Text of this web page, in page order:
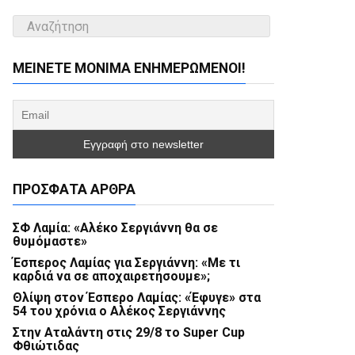
ΜΕΊΝΕΤΕ ΜΌΝΙΜΑ ΕΝΗΜΕΡΏΜΕΝΟΙ!
ΠΡΌΣΦΑΤΑ ΆΡΘΡΑ
ΣΦ Λαμία: «Αλέκο Σεργιάννη θα σε
θυμόμαστε»
Έσπερος Λαμίας για Σεργιάννη: «Με τι
καρδιά να σε αποχαιρετήσουμε»;
Θλίψη στον Έσπερο Λαμίας: «Έφυγε» στα
54 του χρόνια ο Αλέκος Σεργιάννης
Στην Αταλάντη στις 29/8 το Super Cup
Φθιώτιδας